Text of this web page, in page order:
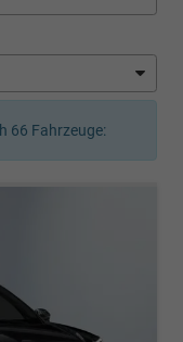
66 Fahrzeuge: